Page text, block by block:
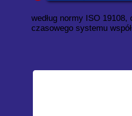
według normy ISO
czasowego systemu